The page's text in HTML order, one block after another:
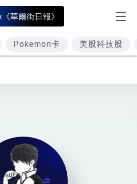
華爾街日報》
Pokemon卡 美股科技股